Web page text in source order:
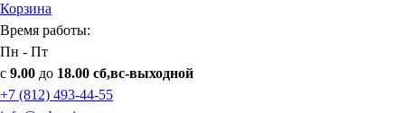
Корзина
Время работы:
Пн - Пт
с 9.00 до 18.00 сб,вс-выходной
+7 (812) 493-44-55